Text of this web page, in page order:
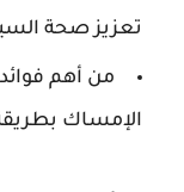
تعزيز صحة
من أهم
الإمساك